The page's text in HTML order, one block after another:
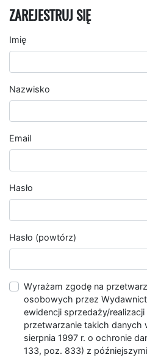
ZAREJESTRUJ SIĘ
Imię
Nazwisko
Email
Hasło
Hasło (powtórz)
Wyrażam zgodę na
osobowych przez
ewidencji sprzedaży/
przetwarzanie takich danych
sierpnia 1997 r. o ochronie
133, poz. 833) z